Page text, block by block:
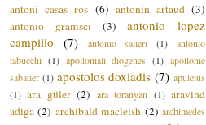
antoni casas ros (6) antonin artaud (3)
antonio gramsci
(3)
antonio lopez
campillo
(7) antonio salieri (1)
antonio
tabucchi (1) apollonialı diogenes (1) apollonie
sabatier (1) apostolos doxiadis (7) apuleius
(1) ara güler (2) ara toranyan (1) aravind
adiga (2) archibald macleish (2) archimedes